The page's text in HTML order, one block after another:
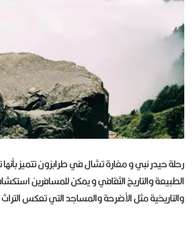
رحلة حيدر نبي و مغارة تشال في طرابزون تتميز
الطبيعة والتاريخ الثقافي و يمكن للمسافرين
والتاريخية مثل الأضرحة والمساجد التي تعكس